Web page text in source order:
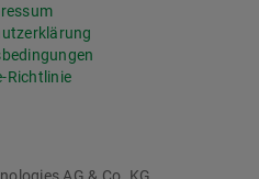
Richtlinie
AG & Co. KG